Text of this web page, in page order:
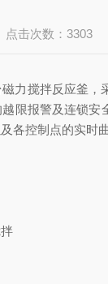
点击次数：3303
力搅拌反应釜，
限报警及连锁
各控制点的实时